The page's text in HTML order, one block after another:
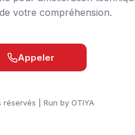
votre compréhension.
Appeler
| Run by OTIYA